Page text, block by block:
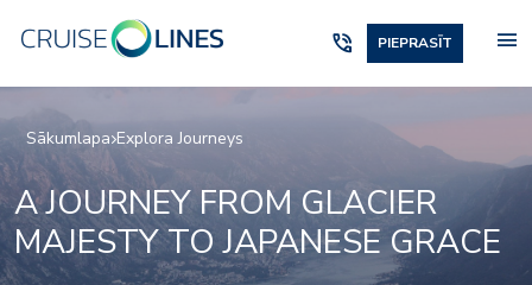
phone_in_talk PIEPRASĪT menu
Sākumlapa Explora Journeys
A JOURNEY FROM GLACIER
MAJESTY TO JAPANESE GRACE